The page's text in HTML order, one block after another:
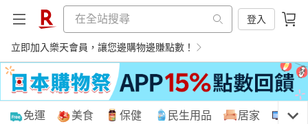
登入
立即加入樂天會員，讓您邊購物邊賺點數！
購物網分類
免運 美食 保健 民生用品 居家 3C